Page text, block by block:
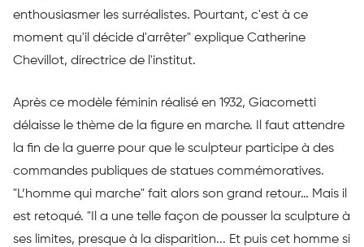
enthousiasmer les surréalistes. Pourtant, c'est à ce
moment qu'il décide d'arrêter" explique Catherine
Chevillot, directrice de l'institut.
Après ce modèle féminin réalisé en 1932, Giacometti
délaisse le thème de la figure en marche. Il faut attendre
la fin de la guerre pour que le sculpteur participe à des
commandes publiques de statues commémoratives.
"L’homme qui marche" fait alors son grand retour… Mais il
est retoqué. "Il a une telle façon de pousser la sculpture à
ses limites, presque à la disparition... Et puis cet homme si